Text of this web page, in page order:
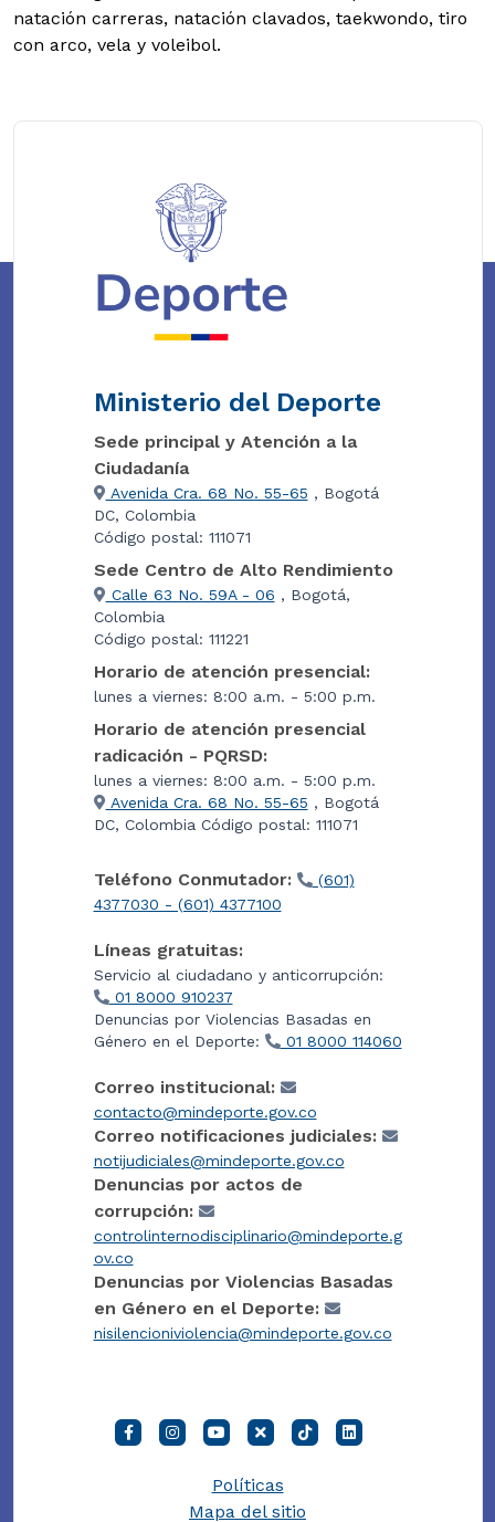
natación carreras, natación clavados, taekwondo, tiro
con arco, vela y voleibol.
Ministerio del Deporte
Sede principal y Atención a la
Ciudadanía
Avenida Cra. 68 No. 55-65 , Bogotá
DC, Colombia
Código postal: 111071
Sede Centro de Alto Rendimiento
Calle 63 No. 59A - 06 , Bogotá,
Colombia
Código postal: 111221
Horario de atención presencial:
lunes a viernes: 8:00 a.m. - 5:00 p.m.
Horario de atención presencial
radicación - PQRSD:
lunes a viernes: 8:00 a.m. - 5:00 p.m.
Avenida Cra. 68 No. 55-65 , Bogotá
DC, Colombia Código postal: 111071
Teléfono Conmutador:
(601)
4377030 - (601) 4377100
Líneas gratuitas:
Servicio al ciudadano y anticorrupción:
01 8000 910237
Denuncias por Violencias Basadas en
Género en el Deporte:
01 8000 114060
Correo institucional:
contacto@mindeporte.gov.co
Correo notificaciones judiciales:
notijudiciales@mindeporte.gov.co
Denuncias por actos de
corrupción:
controlinternodisciplinario@mindeporte.g
ov.co
Denuncias por Violencias Basadas
en Género en el Deporte:
nisilencioniviolencia@mindeporte.gov.co
Políticas
Mapa del sitio